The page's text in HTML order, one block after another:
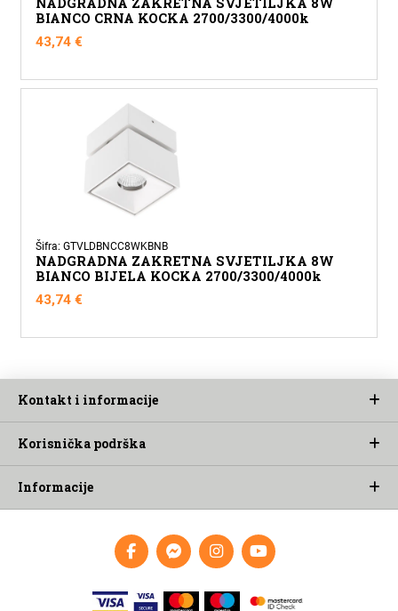
BIANCO CRNA KOCKA 2700/3300/4000k
43,74€
Šifra: GTVLDBNCC8WKBNB
NADGRADNA ZAKRETNA SVJETILJKA 8W
BIANCO BIJELA KOCKA 2700/3300/4000k
43,74€
Kontakt i informacije
Korisnička podrška
Informacije